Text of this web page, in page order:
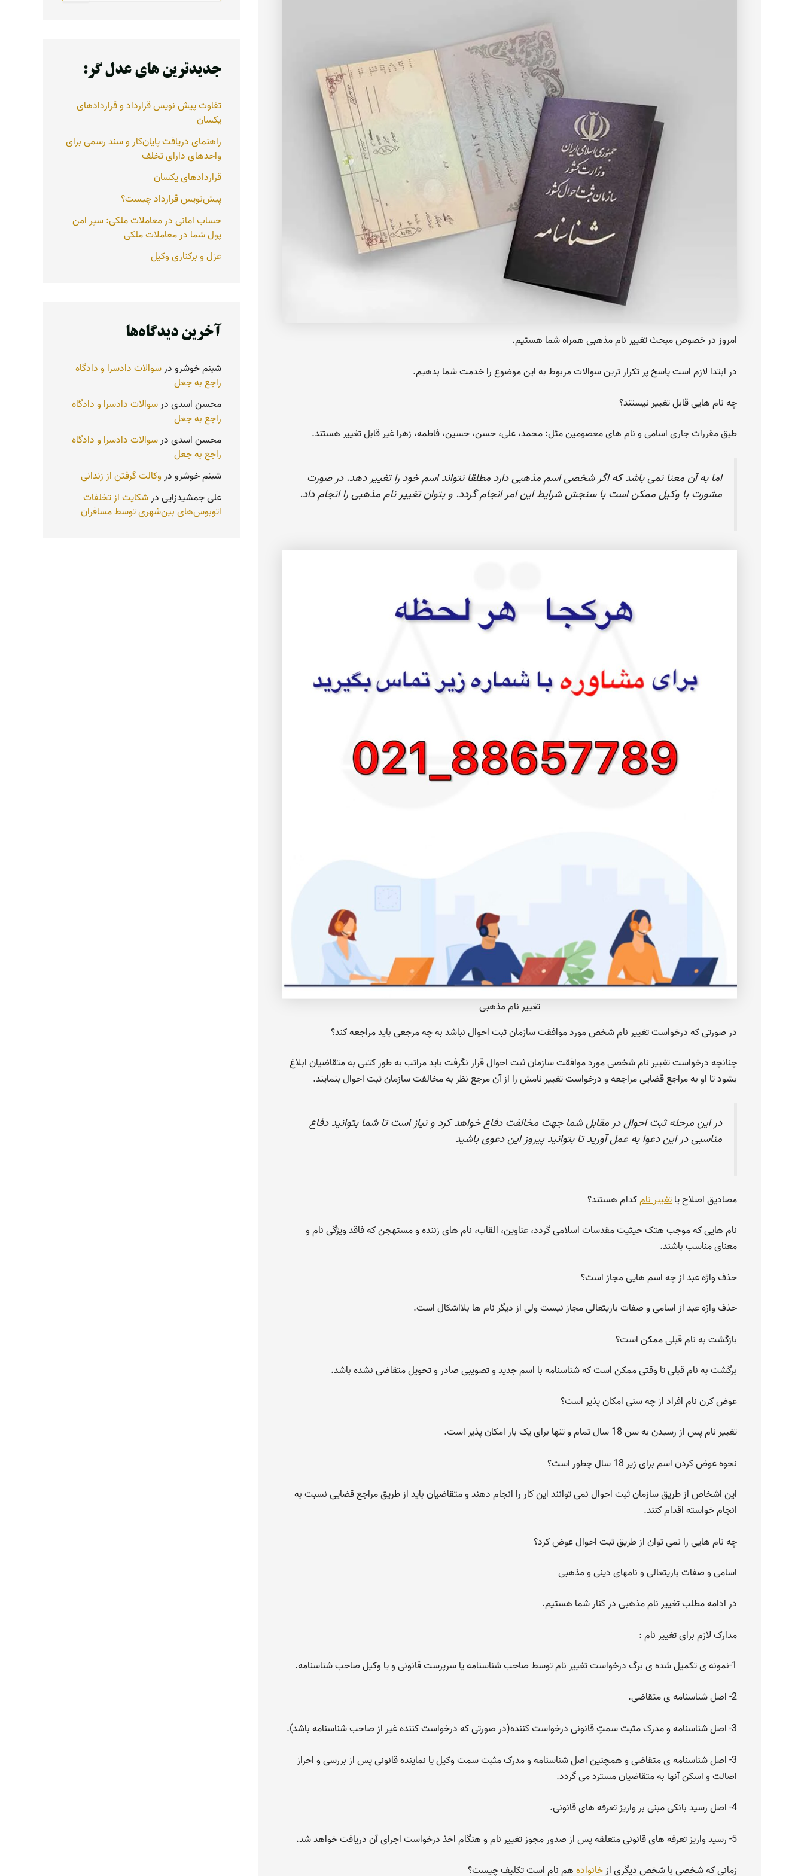
امروز در خصوص مبحث تغییر نام مذهبی همراه شما هستیم.
در ابتدا لازم است پاسخ پر تکرار ترین سوالات مربوط به این موضوع را خدمت شما بدهیم.
چه نام هایی قابل تغییر نیستند؟
طبق مقررات جاری اسامی و نام های معصومین مثل: محمد، علی، حسن، حسین، فاطمه، زهرا غیر قابل تغییر هستند.
اما به آن معنا نمی باشد که اگر شخصی اسم مذهبی دارد مطلقا نتواند اسم خود را تغییر دهد. در صورت
مشورت با وکیل ممکن است با سنجش شرایط این امر انجام گردد. و بتوان تغییر نام مذهبی را انجام داد.
تغییر نام مذهبی
در صورتی که درخواست تغییر نام شخص مورد موافقت سازمان ثبت احوال نباشد به چه مرجعی باید مراجعه کند؟
چنانچه درخواست تغییر نام شخصی مورد موافقت سازمان ثبت احوال قرار نگرفت باید مراتب به طور کتبی به متقاضیان ابلاغ
بشود تا او به مراجع قضایی مراجعه و درخواست تغییر نامش را از آن مرجع نظر به مخالفت سازمان ثبت احوال بنمایند.
در این مرحله ثبت احوال در مقابل شما جهت مخالفت دفاع خواهد کرد و نیاز است تا شما بتوانید دفاع
مناسبی در این دعوا به عمل آورید تا بتوانید پیروز این دعوی باشید
مصادیق اصلاح یاتغییر نامکدام هستند؟
نام هایی که موجب هتک حیثیت مقدسات اسلامی گردد، عناوین، القاب، نام های زننده و مستهجن که فاقد ویژگی نام و
معنای مناسب باشند.
حذف واژه عبد از چه اسم هایی مجاز است؟
حذف واژه عبد از اسامی و صفات باریتعالی مجاز نیست ولی از دیگر نام ها بلااشکال است.
بازگشت به نام قبلی ممکن است؟
برگشت به نام قبلی تا وقتی ممکن است که شناسنامه با اسم جدید و تصویبی صادر و تحویل متقاضی نشده باشد.
عوض کرن نام افراد از چه سنی امکان پذیر است؟
تغییر نام پس از رسیدن به سن 18 سال تمام و تنها برای یک بار امکان پذیر است.
نحوه عوض کردن اسم برای زیر 18 سال چطور است؟
این اشخاص از طریق سازمان ثبت احوال نمی توانند این کار را انجام دهند و متقاضیان باید از طریق مراجع قضایی نسبت به
انجام خواسته اقدام کنند.
چه نام هایی را نمی توان از طریق ثبت احوال عوض کرد؟
اسامی و صفات باریتعالی و نام­های دینی و مذهبی
در ادامه مطلب تغییر نام مذهبی در کنار شما هستیم.
مدارک لازم برای تغییر نام :
1-نمونه ی تکمیل شده ی برگ درخواست تغییر نام توسط صاحب شناسنامه یا سرپرست قانونی و یا وکیل صاحب شناسنامه.
2- اصل شناسنامه ی متقاضی.
3- اصل شناسنامه و مدرک مثبت سمتِ قانونی درخواست کننده(در صورتی که درخواست کننده غیر از صاحب شناسنامه باشد).
3- اصل شناسنامه ی متقاضی و همچنین اصل شناسنامه و مدرک مثبت سمت وکیل یا نماینده قانونی پس از بررسی و احراز
اصالت و اسکن آنها به متقاضیان مسترد می گردد.
4- اصل رسید بانکی مبنی بر واریز تعرفه های قانونی.
5- رسید واریز تعرفه های قانونی متعلقه پس از صدور مجوز تغییر نام و هنگام اخذ درخواست اجرای آن دریافت خواهد شد.
زمانی که شخصی با شخص دیگری ازخانوادههم نام است تکلیف چیست؟
اجدیدترین های عدل گر:
تفاوت پیش نویس قرارداد و قراردادهای
یکسان
راهنمای دریافت پایان‌کار و سند رسمی برای
واحدهای دارای تخلف
قراردادهای یکسان
پیش‌نویس قرارداد چیست؟
حساب امانی در معاملات ملکی: سپر امن
پول شما در معاملات ملکی
عزل و برکناری وکیل
آخرین دیدگاه‌ها
شبنم خوشرودرسوالات دادسرا و دادگاه
راجع به جعل
محسن اسدیدرسوالات دادسرا و دادگاه
راجع به جعل
محسن اسدیدرسوالات دادسرا و دادگاه
راجع به جعل
شبنم خوشرودروکالت گرفتن از زندانی
علی جمشیدزاییدرشکایت از تخلفات
اتوبوس‌های بین‌شهری توسط مسافران